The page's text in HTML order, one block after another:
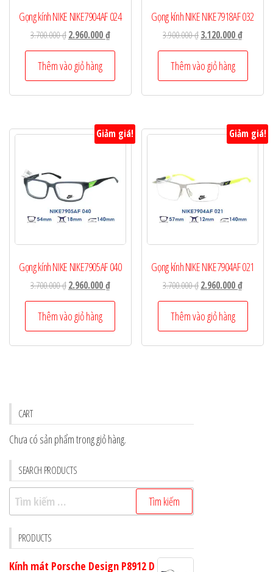
Gọng kính NIKE NIKE7904AF 024
3.700.000₫Giá
gốc
là:
3.700.000 ₫.
2.960.000₫Giá
hiện
là:
2.960.000 ₫.
Thêm vào giỏ hàng
Gọng kính NIKE NIKE7918AF 032
3.900.000₫Giá
gốc
là:
3.900.000 ₫.
3.120.000₫Giá
hiện
là:
Thêm vào giỏ hàng
Giảm giá!
Gọng kính NIKE NIKE7905AF 040
3.700.000₫Giá
gốc
là:
3.700.000 ₫.
2.960.000₫Giá
hiện
là:
2.960.000 ₫.
Thêm vào giỏ hàng
Giảm giá!
Gọng kính NIKE NIKE7904AF 021
3.700.000₫Giá
gốc
là:
3.700.000 ₫.
2.960.000₫Giá
hiện
là:
Thêm vào giỏ hàng
CART
Chưa có sản phẩm trong giỏ hàng.
SEARCH PRODUCTS
Tìm
kiếm
cho:
PRODUCTS
Kính mát Porsche Design P8912 D